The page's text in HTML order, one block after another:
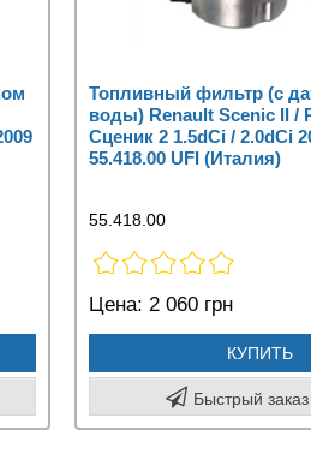
Топливный фильтр (с
воды) Renault Scenic II /
Сценик 2 1.5dCi / 2.0dCi
55.418.00 UFI (Италия)
55.418.00
Цена: 2 060 грн
КУПИТЬ
Быстрый заказ